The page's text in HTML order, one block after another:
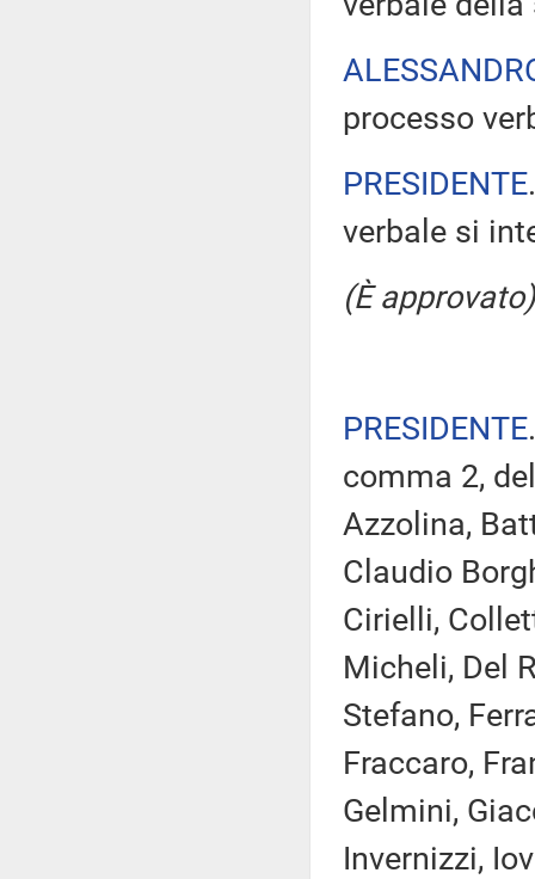
processo
PRESIDENTE
verbale si
(È approvato)
PRESIDENTE
comma 2,
Azzolina,
Claudio
Cirielli,
Micheli, Del
Stefano,
Fraccaro,
Gelmini,
Invernizzi,